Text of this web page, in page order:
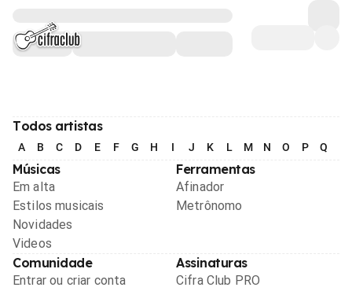
Todos artistas
A B C D E F G H I J K L M N O P Q
Músicas
Em alta
Estilos musicais
Novidades
Videos
Ferramentas
Afinador
Metrônomo
Comunidade
Entrar ou criar conta
Assinaturas
Cifra Club PRO